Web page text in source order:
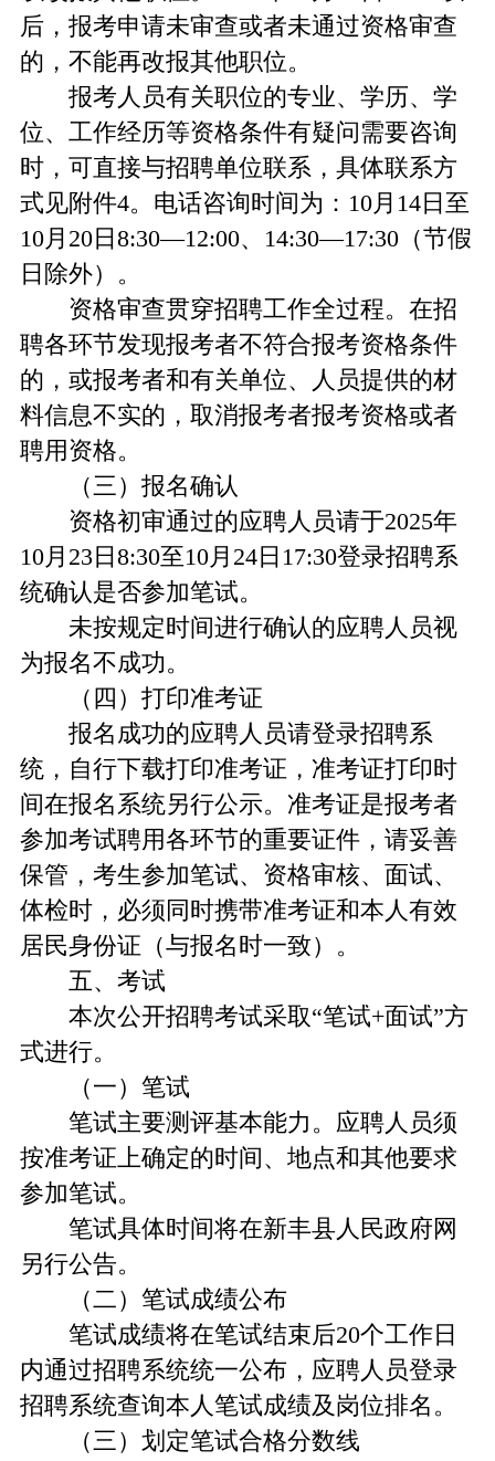
后，报考申请未审查或者未通过资格审查
的，不能再改报其他职位。
报考人员有关职位的专业、学历、学
位、工作经历等资格条件有疑问需要咨询
时，可直接与招聘单位联系，具体联系方
式见附件4。电话咨询时间为：10月14日至
10月20日8:30—12:00、14:30—17:30（节假
日除外）。
资格审查贯穿招聘工作全过程。在招
聘各环节发现报考者不符合报考资格条件
的，或报考者和有关单位、人员提供的材
料信息不实的，取消报考者报考资格或者
聘用资格。
（三）报名确认
资格初审通过的应聘人员请于2025年
10月23日8:30至10月24日17:30登录招聘系
统确认是否参加笔试。
未按规定时间进行确认的应聘人员视
为报名不成功。
（四）打印准考证
报名成功的应聘人员请登录招聘系
统，自行下载打印准考证，准考证打印时
间在报名系统另行公示。准考证是报考者
参加考试聘用各环节的重要证件，请妥善
保管，考生参加笔试、资格审核、面试、
体检时，必须同时携带准考证和本人有效
居民身份证（与报名时一致）。
五、考试
本次公开招聘考试采取“笔试+面试”方
式进行。
（一）笔试
笔试主要测评基本能力。应聘人员须
按准考证上确定的时间、地点和其他要求
参加笔试。
笔试具体时间将在新丰县人民政府网
另行公告。
（二）笔试成绩公布
笔试成绩将在笔试结束后20个工作日
内通过招聘系统统一公布，应聘人员登录
招聘系统查询本人笔试成绩及岗位排名。
（三）划定笔试合格分数线